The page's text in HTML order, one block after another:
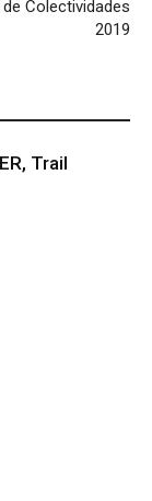
Colectividades
2019
Trail